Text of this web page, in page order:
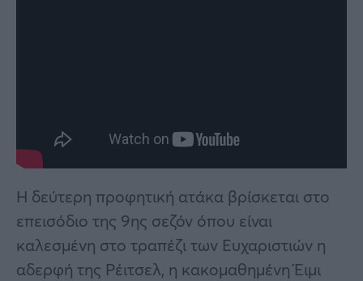
Η δεύτερη προφητική ατάκα βρίσκεται στο
επεισόδιο της 9ης σεζόν όπου είναι
καλεσμένη στο τραπέζι των Ευχαριστιών η
αδερφή της Ρέιτσελ, η κακομαθημένη Έιμι